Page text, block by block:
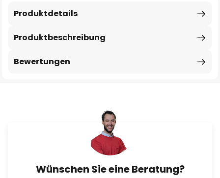
Produktbeschreibung
Produktdetails
Bewertungen
Wünschen Sie eine Beratung?